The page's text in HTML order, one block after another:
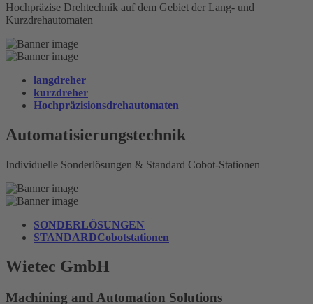
Hochpräzise Drehtechnik auf dem Gebiet der Lang- und
Kurzdrehautomaten
langdreher
kurzdreher
Hochpräzisionsdrehautomaten
Automatisierungstechnik
Individuelle Sonderlösungen & Standard Cobot-Stationen
SONDERLÖSUNGEN
STANDARDCobotstationen
Wietec GmbH
Machining and Automation Solutions